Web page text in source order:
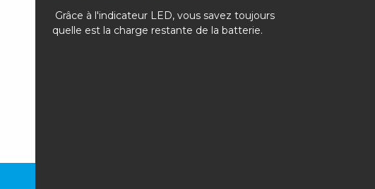
Grâce à l'indicateur LED, vous savez toujours
quelle est la charge restante de la batterie.